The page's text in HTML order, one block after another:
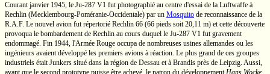
Courant janvier 1945, le Ju-287 V1 fut photographié au centre d'essai de la Luftwaffe à
Rechlin (Mecklembourg-Poméranie-Occidentale) par un Mosquito de reconnaissance de la
R.A.F. Le nouvel avion fut répertorié Rechlin 66 (66 pieds soit20,11 m) et cette découverte
provoqua le bombardement de Rechlin au cours duquel le Ju-287 V1 fut gravement
endommagé. Fin 1944, l'Armée Rouge occupa de nombreuses usines allemandes ou les
ingénieurs avaient développé les premiers avions à réaction. Le plus grand de ces groupes
industriels était Junkers situé dans la région de Dessau et à Brandis près de Leipzig. Aussi,
avant que le second prototype puisse être achevé, le patron du développementHans Wocke,